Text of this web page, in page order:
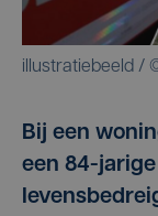
illustratiebeeld /
Bij een
een 84-